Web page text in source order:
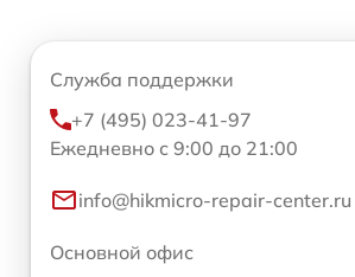
Служба поддержки
+7 (495) 023-41-97
Ежедневно с 9:00 до 21:00
info@hikmicro-repair-center.ru
Основной офис